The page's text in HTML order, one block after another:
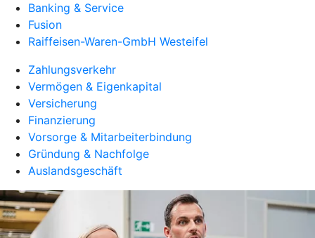
Banking & Service
Fusion
Raiffeisen-Waren-GmbH Westeifel
Zahlungsverkehr
Vermögen & Eigenkapital
Versicherung
Finanzierung
Vorsorge & Mitarbeiterbindung
Gründung & Nachfolge
Auslandsgeschäft